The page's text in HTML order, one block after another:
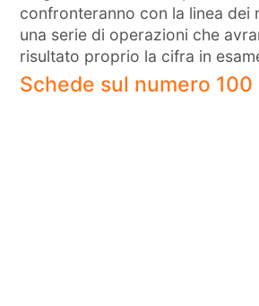
confronteranno con la linea dei
una serie di operazioni che
risultato proprio la cifra in
Schede sul numero 100